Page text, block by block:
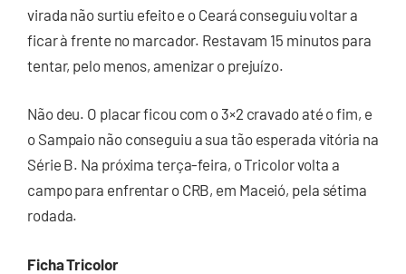
virada não surtiu efeito e o Ceará conseguiu voltar a
ficar à frente no marcador. Restavam 15 minutos para
tentar, pelo menos, amenizar o prejuízo.
Não deu. O placar ficou com o 3×2 cravado até o fim, e
o Sampaio não conseguiu a sua tão esperada vitória na
Série B. Na próxima terça-feira, o Tricolor volta a
campo para enfrentar o CRB, em Maceió, pela sétima
rodada.
Ficha Tricolor